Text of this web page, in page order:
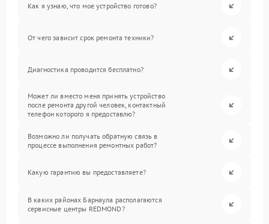
Как я узнаю, что мое устройство готово?
От чего зависит срок ремонта техники?
Диагностика проводится бесплатно?
Может ли вместо меня принять устройство
после ремонта другой человек, контактный
телефон которого я предоставлю?
Возможно ли получать обратную связь в
процессе выполнения ремонтных работ?
Какую гарантию вы предоставляете?
В каких районах Барнаула располагаются
сервисные центры REDMOND?